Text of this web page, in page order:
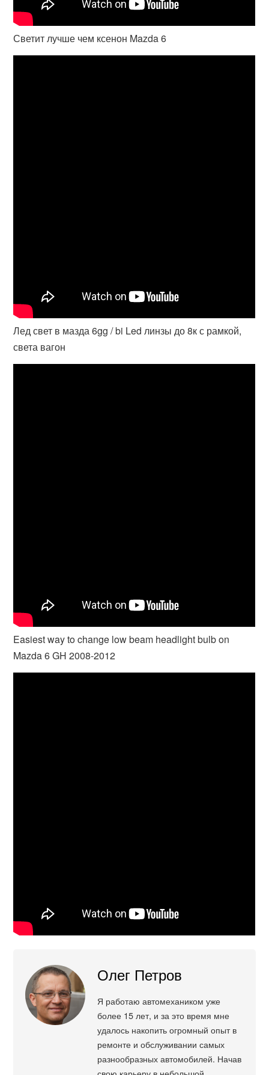
Светит лучше чем ксенон Mazda 6
Лед свет в мазда 6gg / bi Led линзы до 8к с рамкой,
света вагон
Easiest way to change low beam headlight bulb on
Mazda 6 GH 2008-2012
Олег Петров
Я работаю автомехаником уже
более 15 лет, и за это время мне
удалось накопить огромный опыт в
ремонте и обслуживании самых
разнообразных автомобилей. Начав